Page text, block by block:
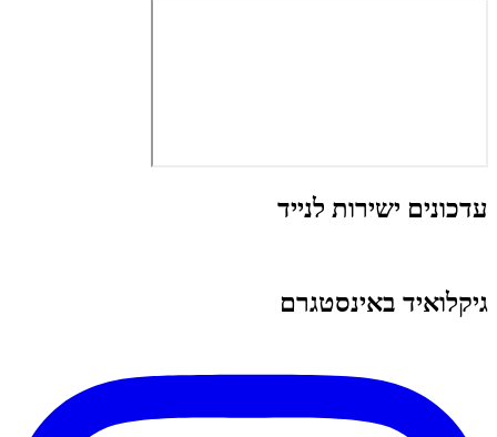
עדכונים ישירות לנייד
גיקלואיד באינסטגרם